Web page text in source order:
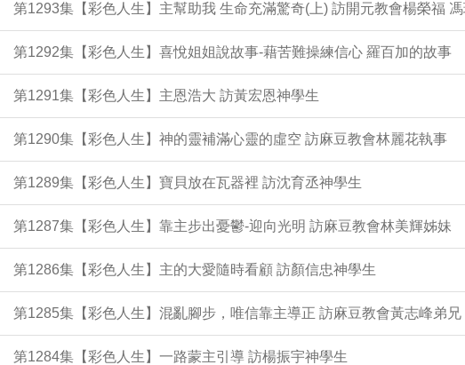
第1293集【彩色人生】主幫助我 生命充滿驚奇(上) 訪開元教會楊榮福
第1292集【彩色人生】喜悅姐姐說故事-藉苦難操練信心 羅百加的故事
第1291集【彩色人生】主恩浩大 訪黃宏恩神學生
第1290集【彩色人生】神的靈補滿心靈的虛空 訪麻豆教會林麗花執事
第1289集【彩色人生】寶貝放在瓦器裡 訪沈育丞神學生
第1287集【彩色人生】靠主步出憂鬱-迎向光明 訪麻豆教會林美輝姊妹
第1286集【彩色人生】主的大愛隨時看顧 訪顏信忠神學生
第1285集【彩色人生】混亂腳步，唯信靠主導正 訪麻豆教會黃志峰弟兄
第1284集【彩色人生】一路蒙主引導 訪楊振宇神學生